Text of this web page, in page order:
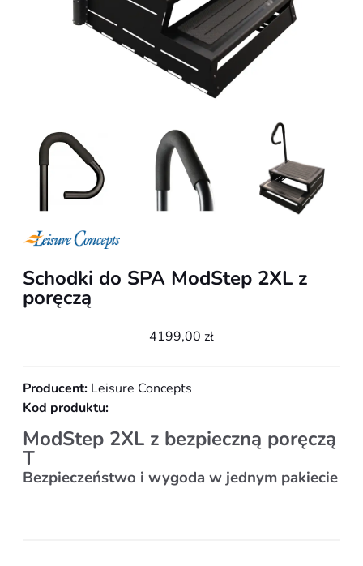
Schodki do SPA ModStep 2XL z
poręczą
4199,00 zł
Producent: Leisure Concepts
Kod produktu:
ModStep 2XL z bezpieczną poręczą
T
Bezpieczeństwo i wygoda w jednym pakiecie